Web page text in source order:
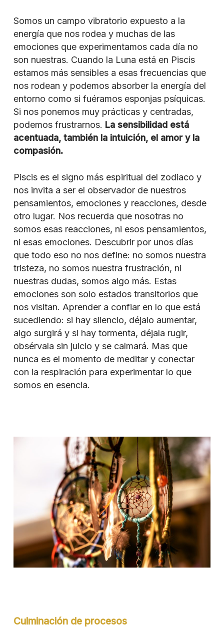
Somos un campo vibratorio expuesto a la
energía que nos rodea y muchas de las
emociones que experimentamos cada día no
son nuestras. Cuando la Luna está en Piscis
estamos más sensibles a esas frecuencias que
nos rodean y podemos absorber la energía del
entorno como si fuéramos esponjas psíquicas.
Si nos ponemos muy prácticas y centradas,
podemos frustrarnos. La sensibilidad está
acentuada, también la intuición, el amor y la
compasión.
Piscis es el signo más espiritual del zodiaco y
nos invita a ser el observador de nuestros
pensamientos, emociones y reacciones, desde
otro lugar. Nos recuerda que nosotras no
somos esas reacciones, ni esos pensamientos,
ni esas emociones. Descubrir por unos días
que todo eso no nos define: no somos nuestra
tristeza, no somos nuestra frustración, ni
nuestras dudas, somos algo más. Estas
emociones son solo estados transitorios que
nos visitan. Aprender a confiar en lo que está
sucediendo: si hay silencio, déjalo aumentar,
algo surgirá y si hay tormenta, déjala rugir,
obsérvala sin juicio y se calmará. Mas que
nunca es el momento de meditar y conectar
con la respiración para experimentar lo que
somos en esencia.
Culminación de procesos